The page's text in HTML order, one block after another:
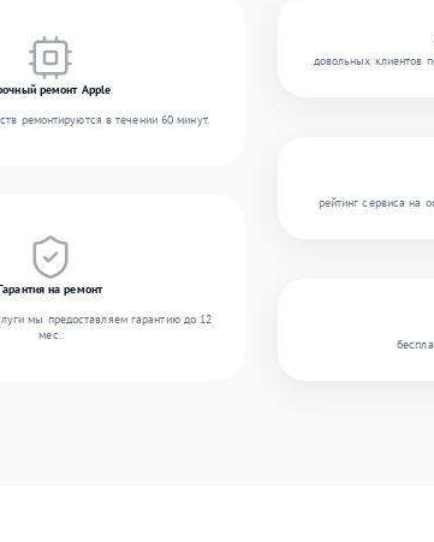
ремонт Apple
ремонтируются в течении 60 минут.
на ремонт
мы предоставляем гарантию до 12
мес.
довольных клиентов
рейтинг сервиса на